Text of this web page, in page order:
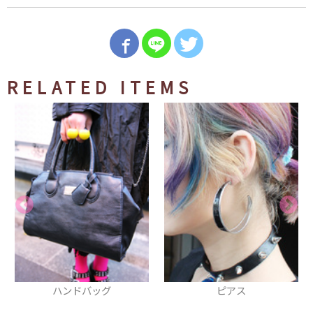
RELATED ITEMS
ピアス 厚底シューズ